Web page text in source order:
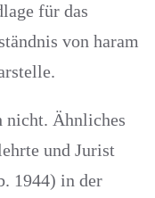
für das
von haram
nicht. Ähnliches
und Jurist
1944) in der